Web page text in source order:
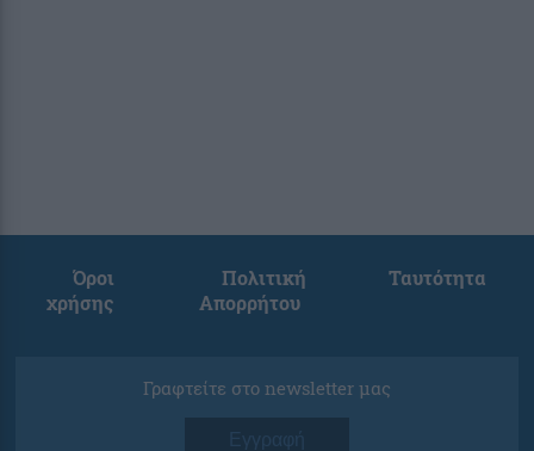
Όροι
χρήσης
Πολιτική
Απορρήτου
Ταυτότητα
Γραφτείτε στο newsletter μας
Εγγραφή